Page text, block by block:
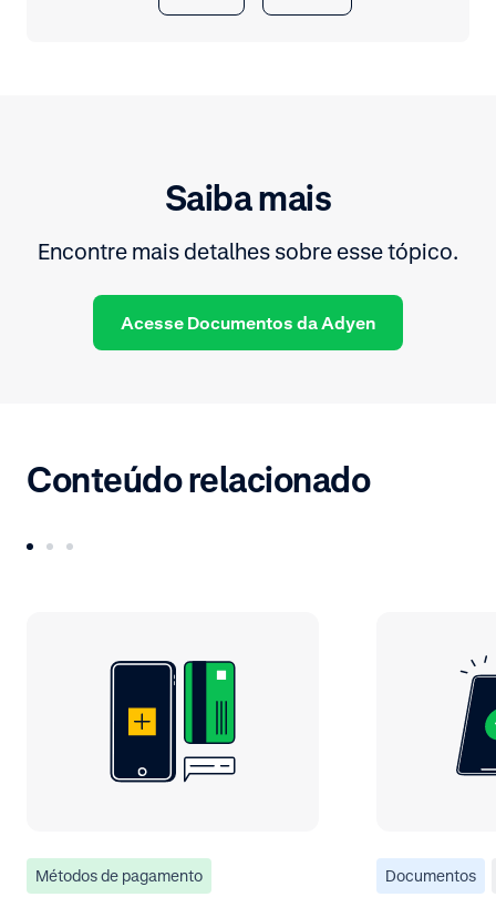
Saiba mais
Encontre mais detalhes sobre esse tópico.
Acesse Documentos da Adyen
Conteúdo relacionado
Métodos de pagamento Documentos